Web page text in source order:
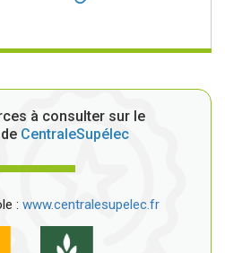
à consulter sur le
CentraleSupélec
: www.centralesupelec.fr